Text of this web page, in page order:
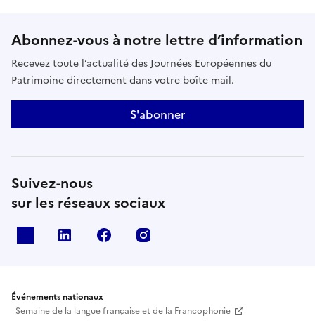
Abonnez-vous à notre lettre d’information
Recevez toute l’actualité des Journées Européennes du
Patrimoine directement dans votre boîte mail.
S'abonner
Suivez-nous
sur les réseaux sociaux
Linkedin Facebook
Événements nationaux
Semaine de la langue française et de la Francophonie